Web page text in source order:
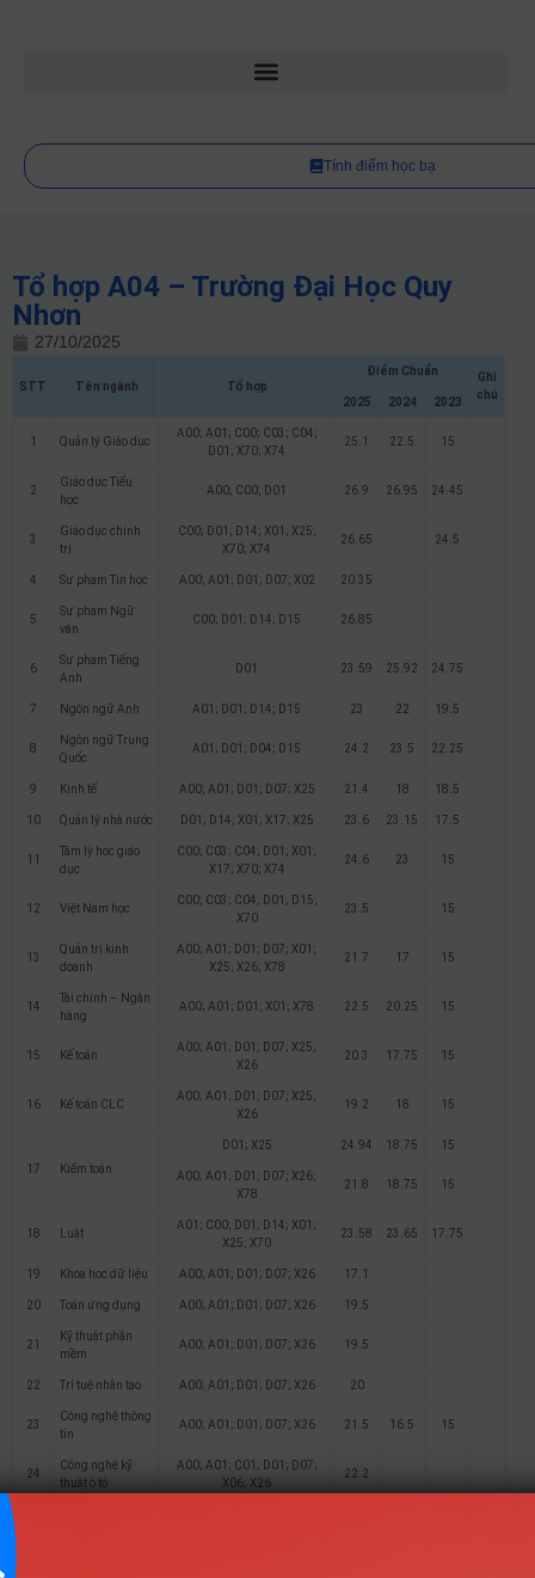
Tính điểm học bạ
Tổ hợp A04 – Trường Đại Học Quy
Nhơn
27/10/2025
STT Tên ngành Tổ hợp
Điểm Chuẩn
Ghi
chú
2025 2024 2023
1 Quản lý Giáo dục
A00; A01; C00; C03; C04;
D01; X70; X74
25.1 22.5 15
2
Giáo dục Tiểu
học
A00; C00; D01 26.9 26.95 24.45
3
Giáo dục chính
trị
C00; D01; D14; X01; X25;
X70; X74
26.65 24.5
4 Sư phạm Tin học A00; A01; D01; D07; X02 20.35
5
Sư phạm Ngữ
văn
C00; D01; D14; D15 26.85
6
Sư phạm Tiếng
Anh
D01 23.59 25.92 24.75
7 Ngôn ngữ Anh A01; D01; D14; D15 23 22 19.5
8
Ngôn ngữ Trung
Quốc
A01; D01; D04; D15 24.2 23.5 22.25
9 Kinh tế A00; A01; D01; D07; X25 21.4 18 18.5
10 Quản lý nhà nước D01; D14; X01; X17; X25 23.6 23.15 17.5
11
Tâm lý học giáo
dục
C00; C03; C04; D01; X01;
X17; X70; X74
24.6 23 15
12 Việt Nam học
C00; C03; C04; D01; D15;
X70
23.5 15
13
Quản trị kinh
doanh
A00; A01; D01; D07; X01;
X25; X26; X78
21.7 17 15
14
Tài chính – Ngân
hàng
A00; A01; D01; X01; X78 22.5 20.25 15
15 Kế toán
A00; A01; D01; D07; X25;
X26
20.3 17.75 15
16 Kế toán CLC
A00; A01; D01; D07; X25;
X26
19.2 18 15
17 Kiểm toán
D01; X25 24.94 18.75 15
A00; A01; D01; D07; X26;
X78
21.8 18.75 15
18 Luật
A01; C00; D01; D14; X01;
X25; X70
23.58 23.65 17.75
19 Khoa học dữ liệu A00; A01; D01; D07; X26 17.1
20 Toán ứng dụng A00; A01; D01; D07; X26 19.5
21
Kỹ thuật phần
mềm
A00; A01; D01; D07; X26 19.5
22 Trí tuệ nhân tạo A00; A01; D01; D07; X26 20
23
Công nghệ thông
tin
A00; A01; D01; D07; X26 21.5 16.5 15
24
Công nghệ kỹ
thuật ô tô
A00; A01; C01; D01; D07;
X06; X26
22.2